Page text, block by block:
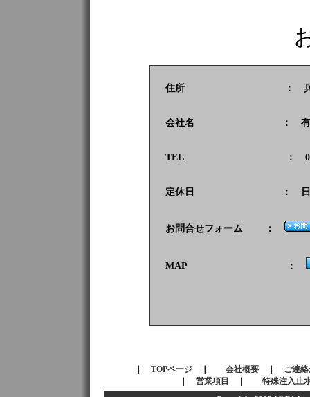
住所 ： 兵庫県明石市
会社名 ： 有限会社
TEL ： 078-946-
定休日 ： 日・
お問合せフォーム ：
MAP ：
TOPページ 会社概要
ご連
営業項目
特殊注入止